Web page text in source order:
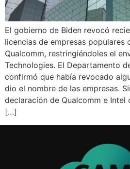
El gobierno de Biden revocó
licencias de empresas populares
Qualcomm, restringiéndoles el
Technologies. El Departamento
confirmó que había revocado
dio el nombre de las empresas.
declaración de Qualcomm e Intel
[…]